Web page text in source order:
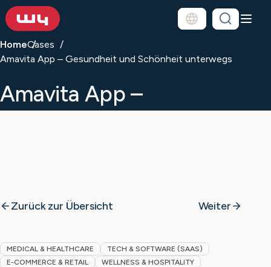
HomeCases
Amavita App – Gesundheit und Schönheit unterwegs
Amavita App –
Zurück zur Übersicht Weiter
MEDICAL & HEALTHCARE
TECH & SOFTWARE (SAAS)
E-COMMERCE & RETAIL
WELLNESS & HOSPITALITY